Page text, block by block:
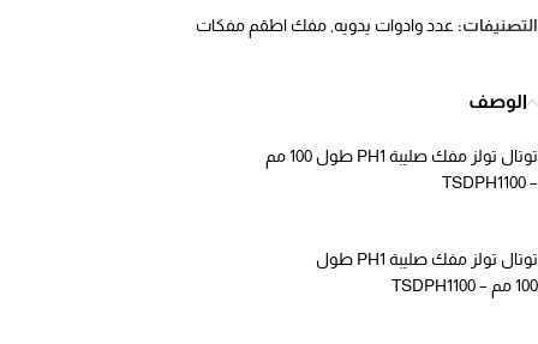
التصنيفات: عدد وادوات يدويه مفك اطقم مفكات
الوصف
توتال تولز مفك صليبة PH1 طول 100 مم
– TSDPH1100
توتال تولز مفك صليبة PH1 طول
100 مم – TSDPH1100